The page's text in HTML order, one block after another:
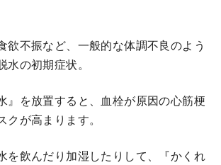
欲不振など、一般的な体調不良のよう
の初期症状。
』を放置すると、血栓が原因の心筋梗
が高まります。
を飲んだり加湿したりして、『かくれ